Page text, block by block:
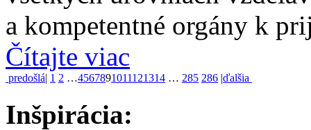
a kompetentné orgány k
Čítajte viac
predošlá| 1 2 …4567891011121314 … 285 286 |ďalšia
Inšpirácia: